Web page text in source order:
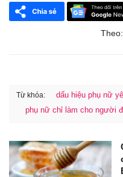
Theo:
Từ khóa:
dấu hiệu phụ nữ
phụ nữ chỉ làm cho người